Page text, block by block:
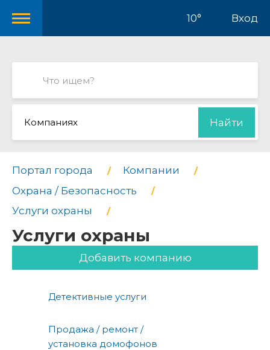
10° Вход
Компаниях Найти
Портал города
Компании
Охрана / Безопасность
Услуги охраны
Услуги охраны
Добавить компанию
Детективные услуги
Продажа / ремонт /
установка домофонов